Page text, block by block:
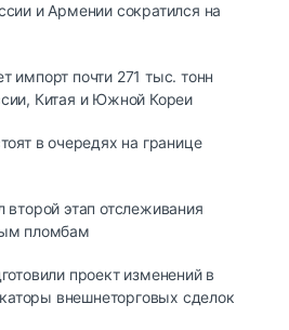
и Армении сократился на
импорт почти 271 тыс. тонн
Китая и Южной Кореи
в очередях на границе
второй этап отслеживания
пломбам
проект изменений в
внешнеторговых сделок